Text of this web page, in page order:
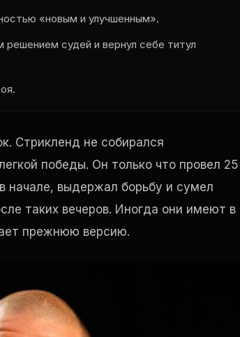
«новым и улучшенным».
судей и вернул себе титул
Стрикленд не собирался
победы. Он только что провел 25
начале, выдержал борьбу и сумел
таких вечеров. Иногда они имеют в
прежнюю версию.